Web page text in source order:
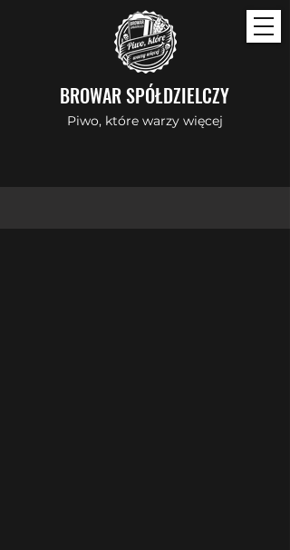
BROWAR SPÓŁDZIELCZY
Piwo, które warzy więcej